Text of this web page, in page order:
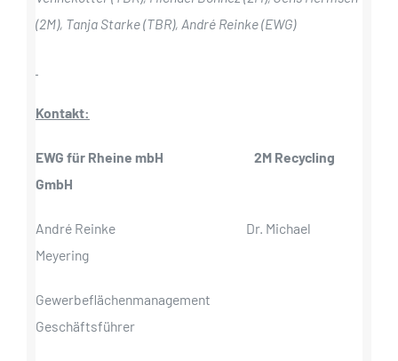
(2M), Tanja Starke (TBR), André Reinke (EWG)
Kontakt:
EWG für Rheine mbH
2M Recycling
GmbH
André Reinke Dr. Michael
Meyering
Gewerbeflächenmanagement
Geschäftsführer